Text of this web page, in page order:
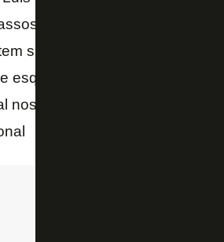
Atlético Clube (TAC) e foi
sido a surpresa boa do
esquerda, com
nos duelos um contra um. Ao